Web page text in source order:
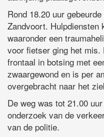
Rond 18.20 uur
Zandvoort. Hulpdiensten
waaronder een
voor fietser ging het mis.
frontaal in botsing met
zwaargewond en is per
overgebracht naar het
De weg was tot 21.00
onderzoek van de
van de politie.